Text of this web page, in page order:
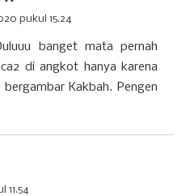
pukul 15.24
banget mata pernah
di angkot hanya karena
bergambar Kakbah. Pengen
11.54